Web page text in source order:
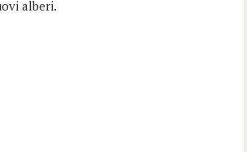
alberi.